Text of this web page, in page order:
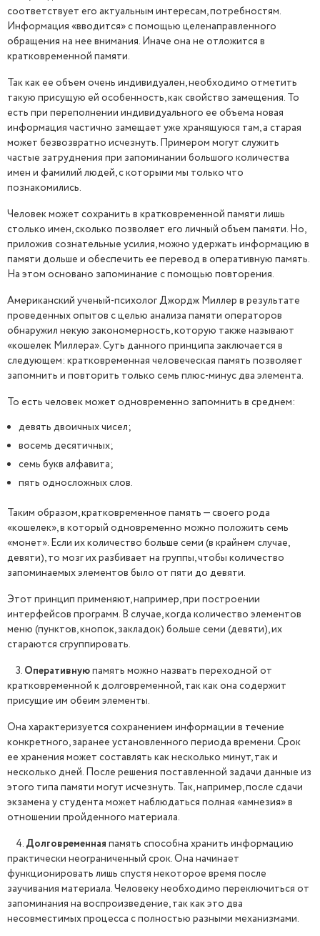
соответствует его актуальным интересам, потребностям.
Информация «вводится» с помощью целенаправленного
обращения на нее внимания. Иначе она не отложится в
кратковременной памяти.
Так как ее объем очень индивидуален, необходимо отметить
такую присущую ей особенность, как свойство замещения. То
есть при переполнении индивидуального ее объема новая
информация частично замещает уже хранящуюся там, а старая
может безвозвратно исчезнуть. Примером могут служить
частые затруднения при запоминании большого количества
имен и фамилий людей, с которыми мы только что
познакомились.
Человек может сохранить в кратковременной памяти лишь
столько имен, сколько позволяет его личный объем памяти. Но,
приложив сознательные усилия, можно удержать информацию в
памяти дольше и обеспечить ее перевод в оперативную память.
На этом основано запоминание с помощью повторения.
Американский ученый-психолог Джордж Миллер в результате
проведенных опытов с целью анализа памяти операторов
обнаружил некую закономерность, которую также называют
«кошелек Миллера». Суть данного принципа заключается в
следующем: кратковременная человеческая память позволяет
запомнить и повторить только семь плюс-минус два элемента.
То есть человек может одновременно запомнить в среднем:
девять двоичных чисел;
восемь десятичных;
семь букв алфавита;
пять односложных слов.
Таким образом, кратковременное память — своего рода
«кошелек», в который одновременно можно положить семь
«монет». Если их количество больше семи (в крайнем случае,
девяти), то мозг их разбивает на группы, чтобы количество
запоминаемых элементов было от пяти до девяти.
Этот принцип применяют, например, при построении
интерфейсов программ. В случае, когда количество элементов
меню (пунктов, кнопок, закладок) больше семи (девяти), их
стараются сгруппировать.
3. Оперативнуюпамять можно назвать переходной от
кратковременной к долговременной, так как она содержит
присущие им обеим элементы.
Она характеризуется сохранением информации в течение
конкретного, заранее установленного периода времени. Срок
ее хранения может составлять как несколько минут, так и
несколько дней. После решения поставленной задачи данные из
этого типа памяти могут исчезнуть. Так, например, после сдачи
экзамена у студента может наблюдаться полная «амнезия» в
отношении пройденного материала.
4. Долговременная память способна хранить информацию
практически неограниченный срок. Она начинает
функционировать лишь спустя некоторое время после
заучивания материала. Человеку необходимо переключиться от
запоминания на воспроизведение, так как это два
несовместимых процесса с полностью разными механизмами.